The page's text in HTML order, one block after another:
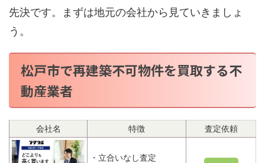
先決です。まずは地元の会社から見ていきましょ
う。
松戸市で再建築不可物件を買取する不
動産業者
会社名 特徴 査定依頼
・立合いなし査定